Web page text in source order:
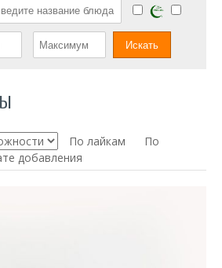
По лайкам
По
добавления